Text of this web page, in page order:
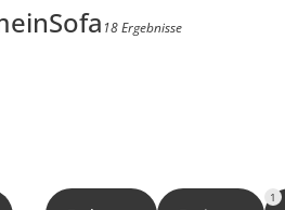
18 Ergebnisse
1